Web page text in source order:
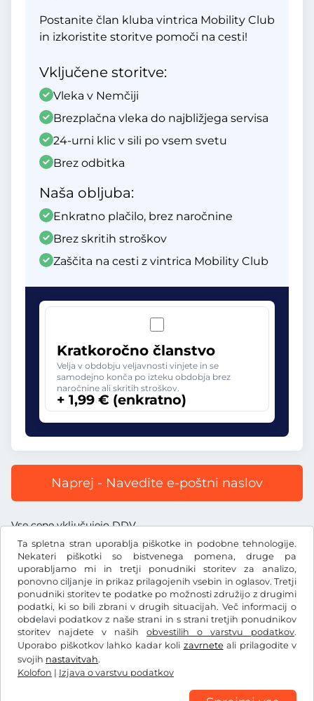
Ta spletna stran uporablja piškotke in podobne tehnologije.
Nekateri piškotki so bistvenega pomena, druge pa
uporabljamo mi in tretji ponudniki storitev za analizo,
ponovno ciljanje in prikaz prilagojenih vsebin in oglasov. Tretji
ponudniki storitev te podatke po možnosti združijo z drugimi
podatki, ki so bili zbrani v drugih situacijah. Več informacij o
obdelavi podatkov z naše strani in s strani tretjih ponudnikov
storitev najdete v naših obvestilih o varstvu podatkov.
Uporabo piškotkov lahko kadar koli zavrneteali prilagodite v
svojih nastavitvah.
Kolofon | Izjava o varstvu podatkov
Postanite član kluba vintrica Mobility Club
in izkoristite storitve pomoči na cesti!
Vključene storitve:
Vleka v Nemčiji
Brezplačna vleka do najbližjega servisa
24-urni klic v sili po vsem svetu
Brez odbitka
Naša obljuba:
Enkratno plačilo, brez naročnine
Brez skritih stroškov
Zaščita na cesti z vintrica Mobility Club
Kratkoročno članstvo
Velja v obdobju veljavnosti vinjete in se
samodejno konča po izteku obdobja brez
naročnine ali skritih stroškov.
+ 1,99 € (enkratno)
Naprej - Navedite e-poštni naslov
Vse cene vključujejo DDV.
€EUR
Facebook Instagram
Splošni pogoji poslovanja/preklicna pravica
Nastavitve piškotkov Kolofon